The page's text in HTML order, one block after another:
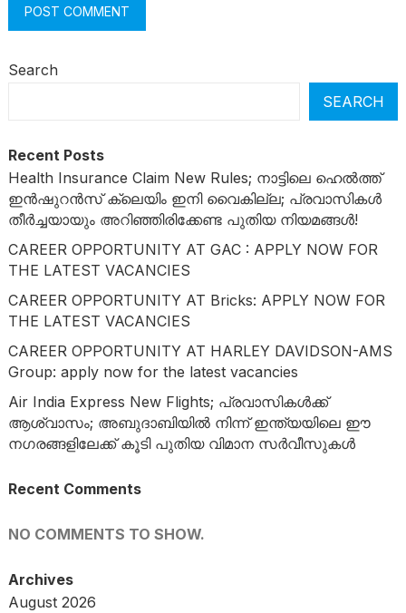
Search
SEARCH
Recent Posts
Health Insurance Claim New Rules; നാട്ടിലെ ഹെൽത്ത്
ഇൻഷുറൻസ് ക്ലെയിം ഇനി വൈകില്ല; പ്രവാസികൾ
തീർച്ചയായും അറിഞ്ഞിരിക്കേണ്ട പുതിയ നിയമങ്ങൾ!
CAREER OPPORTUNITY AT GAC : APPLY NOW FOR
THE LATEST VACANCIES
CAREER OPPORTUNITY AT Bricks: APPLY NOW FOR
THE LATEST VACANCIES
CAREER OPPORTUNITY AT HARLEY DAVIDSON-AMS
Group: apply now for the latest vacancies
Air India Express New Flights; പ്രവാസികൾക്ക്
ആശ്വാസം; അബുദാബിയിൽ നിന്ന് ഇന്ത്യയിലെ ഈ
നഗരങ്ങളിലേക്ക് കൂടി പുതിയ വിമാന സർവീസുകൾ
Recent Comments
NO COMMENTS TO SHOW.
Archives
August 2026